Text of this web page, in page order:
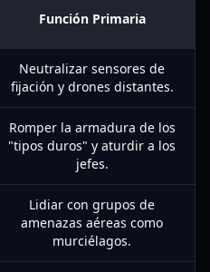
Función Primaria
Neutralizar sensores de
fijación y drones distantes.
Romper la armadura de los
"tipos duros" y aturdir a los
jefes.
Lidiar con grupos de
amenazas aéreas como
murciélagos.